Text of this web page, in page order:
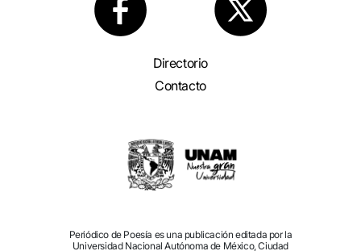
Directorio
Contacto
Periódico de Poesía es una publicación editada por la
Universidad Nacional Autónoma de México, Ciudad